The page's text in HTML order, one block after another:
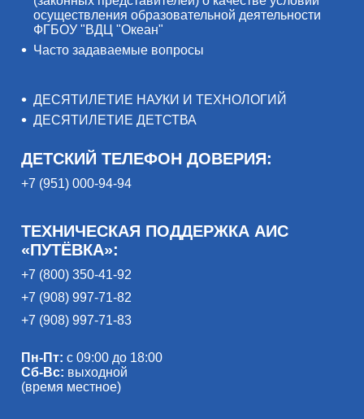
осуществления образовательной деятельности
ФГБОУ "ВДЦ "Океан"
Часто задаваемые вопросы
ДЕСЯТИЛЕТИЕ НАУКИ И ТЕХНОЛОГИЙ
ДЕСЯТИЛЕТИЕ ДЕТСТВА
ДЕТСКИЙ ТЕЛЕФОН ДОВЕРИЯ:
+7 (951) 000-94-94
ТЕХНИЧЕСКАЯ ПОДДЕРЖКА АИС
«ПУТЁВКА»:
+7 (800) 350-41-92
+7 (908) 997-71-82
+7 (908) 997-71-83
Пн-Пт: с 09:00 до 18:00
Сб-Вс: выходной
(время местное)